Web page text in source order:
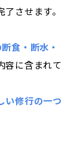
了させます。
食・断水・
容に含まれて
い修行の一つ